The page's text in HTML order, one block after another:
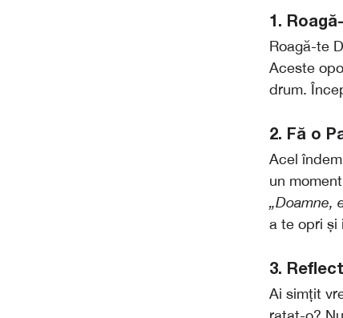
1.
Roagă-te
Aceste
drum.
2. Fă o
Acel
un
„Doamne,
a te opri și
3.
Ai simțit